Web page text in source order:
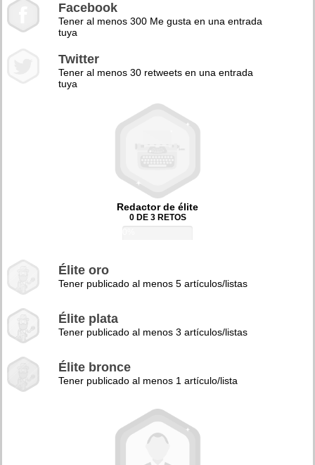
Facebook
Tener al menos 300 Me gusta en una entrada
tuya
Twitter
Tener al menos 30 retweets en una entrada
tuya
Redactor de élite
0 DE 3 RETOS
Élite oro
Tener publicado al menos 5 artículos/listas
Élite plata
Tener publicado al menos 3 artículos/listas
Élite bronce
Tener publicado al menos 1 artículo/lista